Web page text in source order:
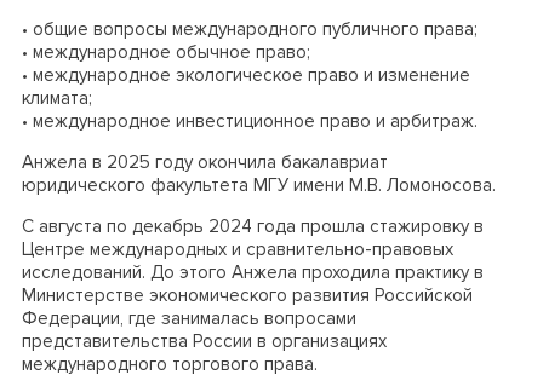
• общие вопросы международного публичного права;
• международное обычное право;
• международное экологическое право и изменение
климата;
• международное инвестиционное право и арбитраж.
Анжела в 2025 году окончила бакалавриат
юридического факультета МГУ имени М.В. Ломоносова.
С августа по декабрь 2024 года прошла стажировку в
Центре международных и сравнительно-правовых
исследований. До этого Анжела проходила практику в
Министерстве экономического развития Российской
Федерации, где занималась вопросами
представительства России в организациях
международного торгового права.